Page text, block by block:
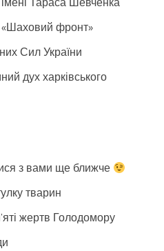
«Шаховий фронт»
Сил України
дух харківського
з вами ще ближче
тварин
жертв Голодомору